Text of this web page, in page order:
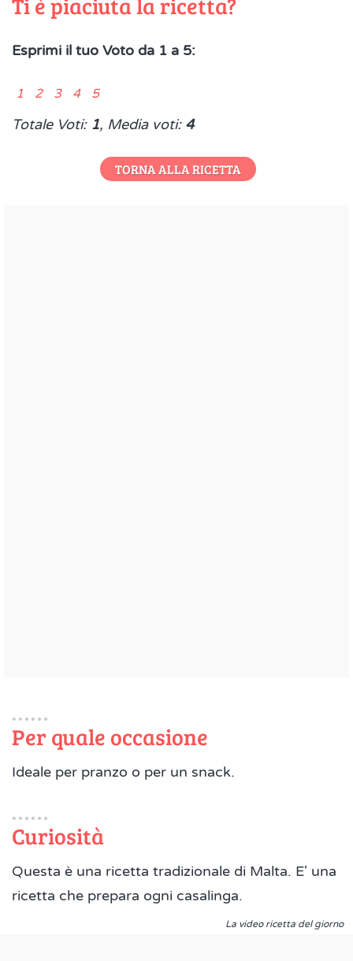
Esprimi il tuo Voto da 1 a 5:
1 2 3 4 5
Totale Voti: 1, Media voti: 4
TORNA ALLA RICETTA
Per quale occasione
Ideale per pranzo o per un snack.
Curiosità
Questa è una ricetta tradizionale di Malta. E' una
ricetta che prepara ogni casalinga.
La video ricetta del giorno